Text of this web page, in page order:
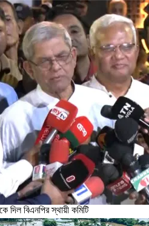
দিল বিএনপির স্থায়ী কমিটি